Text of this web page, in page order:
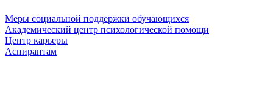
Меры социальной поддержки обучающихся
Академический центр психологической помощи
Центр карьеры
Аспирантам